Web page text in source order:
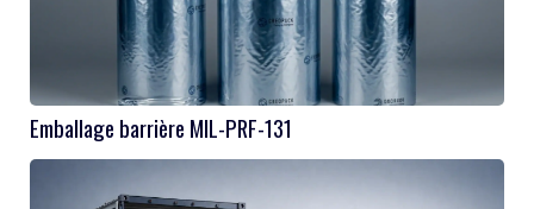
Emballage barrière MIL-PRF-131